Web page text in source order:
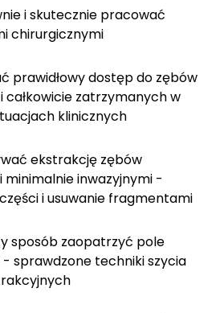
i skutecznie pracować
chirurgicznymi
prawidłowy dostęp do zębów
całkowicie zatrzymanych w
klinicznych
ekstrakcję zębów
inwazyjnymi -
i usuwanie fragmentami
sposób zaopatrzyć pole
- sprawdzone techniki szycia